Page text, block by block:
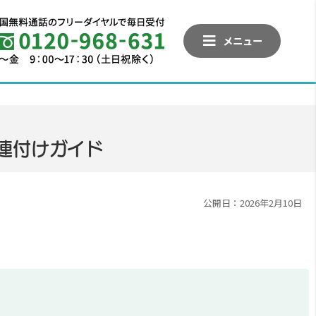
メニュー
付けガイド
公開日：2026年2月10日